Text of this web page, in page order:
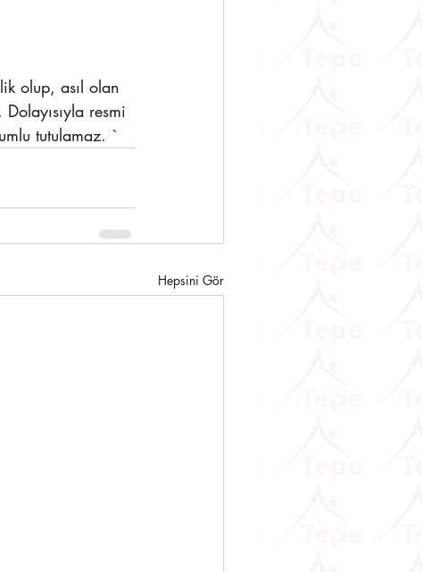
olup, asıl olan
resmi
tutulamaz. `
Hepsini Gör